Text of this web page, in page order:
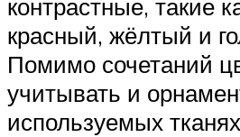
контрастные, такие
красный, жёлтый и
Помимо сочетаний
учитывать и
используемых тканях